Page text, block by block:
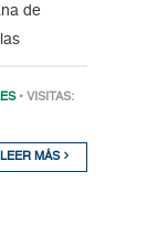
de
• VISITAS:
LEER MÁS